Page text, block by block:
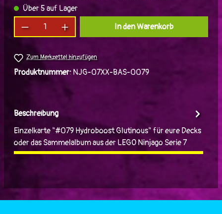
Über 5 auf Lager
Produkt Anzahl: Gib den gewünschten Wert
In den Warenkorb
Zum Merkzettel hinzufügen
Produktnummer: NJG-07XX-BAS-0079
Beschreibung
Einzelkarte "#079 Hydroboost Glutinous" für eure Decks
oder das Sammelalbum aus der LEGO Ninjago Serie 7